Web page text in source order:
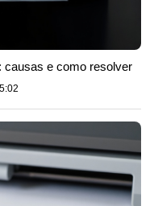
causas e como resolver